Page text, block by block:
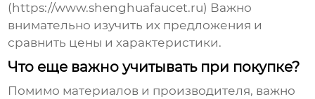
(https://www.shenghuafaucet.ru) Важно
внимательно изучить их предложения и
сравнить цены и характеристики.
Что еще важно учитывать при покупке?
Помимо материалов и производителя, важно